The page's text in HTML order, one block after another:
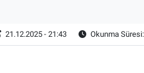
21.12.2025 - 21:43 Okunma